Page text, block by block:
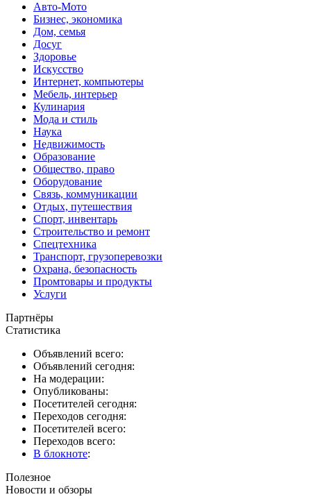
Авто-Мото
Бизнес, экономика
Дом, семья
Досуг
Здоровье
Искусство
Интернет, компьютеры
Мебель, интерьер
Кулинария
Мода и стиль
Наука
Недвижимость
Образование
Общество, право
Оборудование
Связь, коммуникации
Отдых, путешествия
Спорт, инвентарь
Строительство и ремонт
Спецтехника
Транспорт, грузоперевозки
Охрана, безопасность
Промтовары и продукты
Услуги
Партнёры
Статистика
Объявлений всего:
Объявлений сегодня:
На модерации:
Опубликованы:
Посетителей сегодня:
Переходов сегодня:
Посетителей всего:
Переходов всего:
В блокноте:
Полезное
Новости и обзоры